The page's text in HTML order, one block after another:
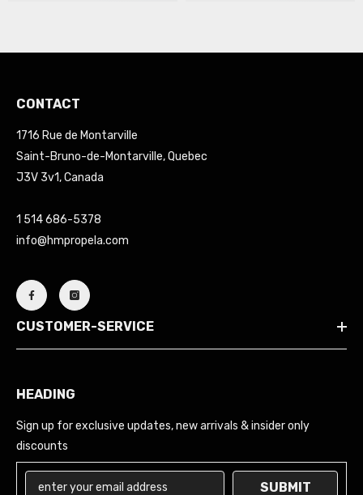
CONTACT
1716 Rue de Montarville
Saint-Bruno-de-Montarville, Quebec
J3V 3v1, Canada
1 514 686-5378
info@hmpropela.com
CUSTOMER-SERVICE
HEADING
Sign up for exclusive updates, new arrivals & insider only
discounts
SUBMIT